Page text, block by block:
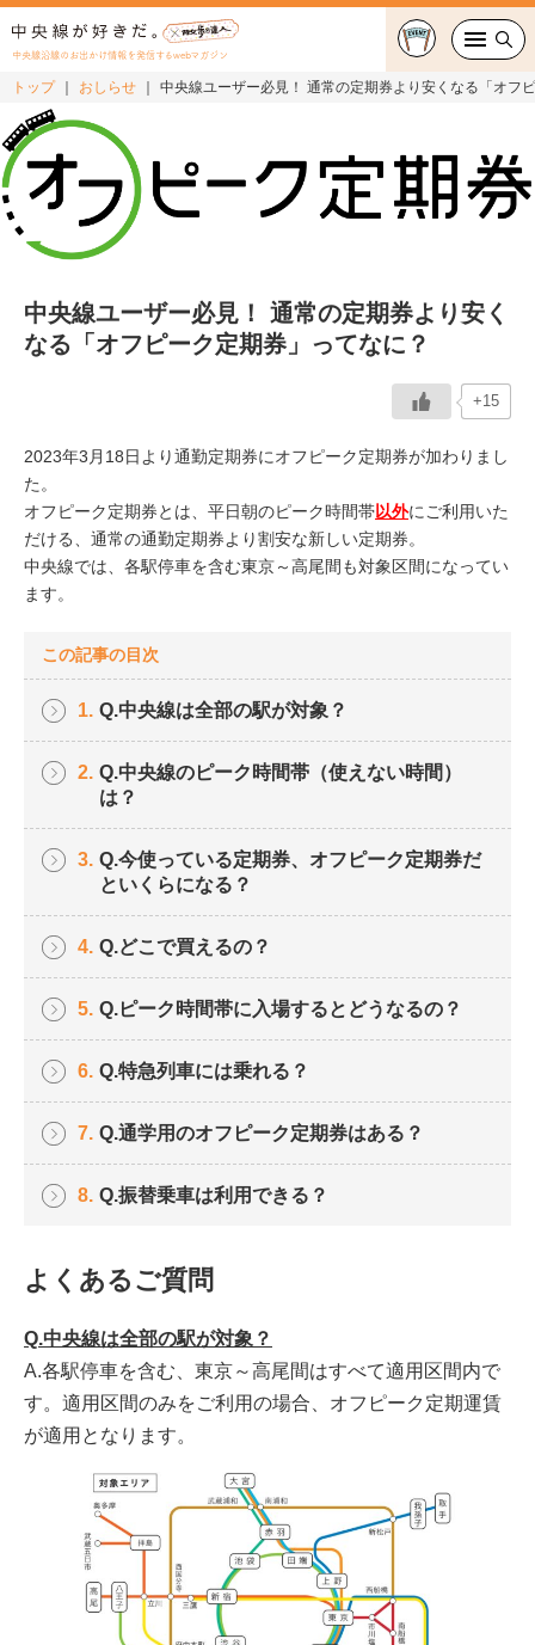
中央線沿線のお出かけ情報を発信するwebマガジン
グルメ・カフェ
スイーツ・テイクアウト
おでかけ
ショッピング
中央線カルチャー
中央線フェス
イベント情報
おしらせ
駅から 探す
トップ おしらせ 中央線ユーザー必見！ 通常の定期券より安くなる「オフ
中央線ユーザー必見！ 通常の定期券より安く
なる「オフピーク定期券」ってなに？
+15
2023年3月18日より通勤定期券にオフピーク定期券が加わりまし
た。
オフピーク定期券とは、平日朝のピーク時間帯以外にご利用いた
だける、通常の通勤定期券より割安な新しい定期券。
中央線では、各駅停車を含む東京～高尾間も対象区間になってい
ます。
この記事の目次
1. Q.中央線は全部の駅が対象？
2. Q.中央線のピーク時間帯（使えない時間）
は？
3. Q.今使っている定期券、オフピーク定期券だ
といくらになる？
4. Q.どこで買えるの？
5. Q.ピーク時間帯に入場するとどうなるの？
6. Q.特急列車には乗れる？
7. Q.通学用のオフピーク定期券はある？
8. Q.振替乗車は利用できる？
よくあるご質問
Q.中央線は全部の駅が対象？
A.各駅停車を含む、東京～高尾間はすべて適用区間内で
す。適用区間のみをご利用の場合、オフピーク定期運賃
が適用となります。